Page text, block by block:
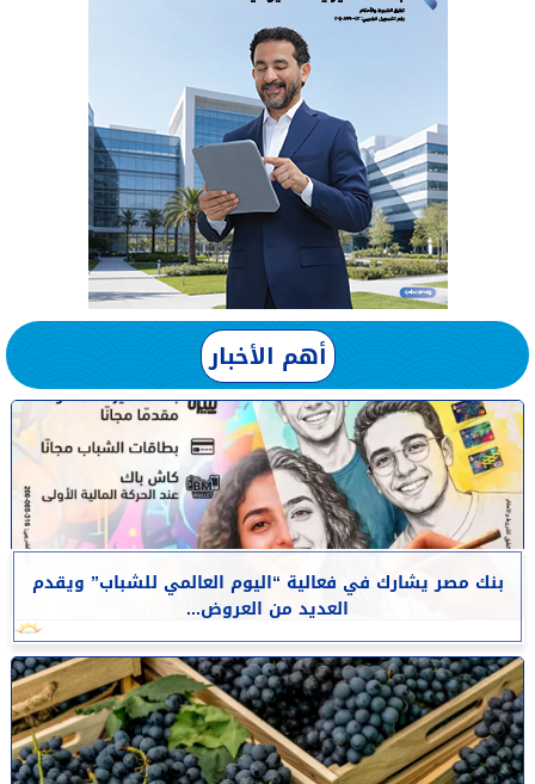
أهم الأخبار
بنك مصر يشارك في فعالية “اليوم العالمي للشباب” ويقدم
العديد من العروض...